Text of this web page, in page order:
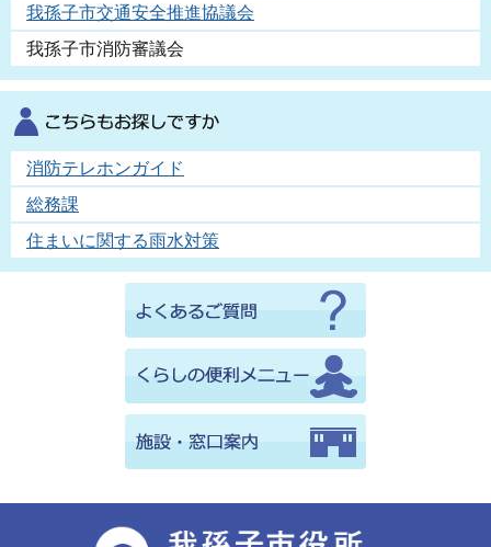
我孫子市交通安全推進協議会
我孫子市消防審議会
消防テレホンガイド
総務課
住まいに関する雨水対策